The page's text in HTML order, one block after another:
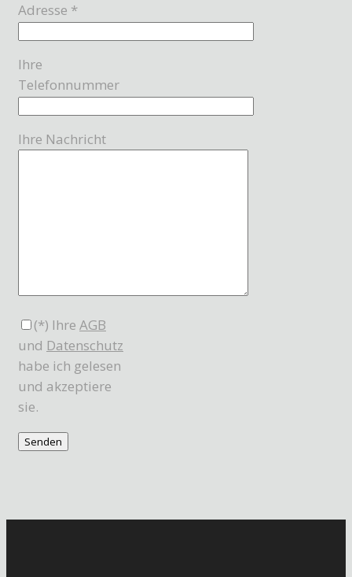
Adresse *
Ihre
Telefonnummer
Ihre Nachricht
(*) Ihre AGB
und Datenschutz
habe ich gelesen
und akzeptiere
sie.